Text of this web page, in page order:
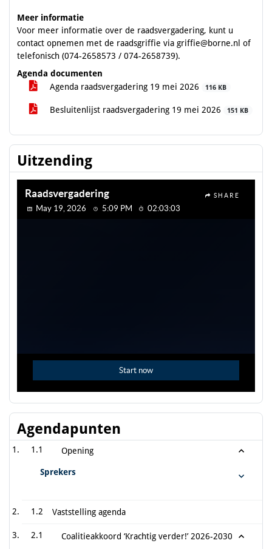
Meer informatie
Voor meer informatie over de raadsvergadering, kunt u
contact opnemen met de raadsgriffie via griffie@borne.nl of
telefonisch (074-2658573 / 074-2658739).
Agenda documenten
Agenda raadsvergadering 19 mei 2026
116 KB
Besluitenlijst raadsvergadering 19 mei 2026 151 KB
Uitzending
Agendapunten
1.1 Opening
Sprekers
1.2 Vaststelling agenda
2.1 Coalitieakkoord ‘Krachtig verder!’ 2026-2030